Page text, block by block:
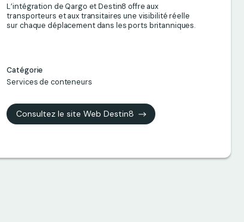
L’intégration de Qargo et Destin8 offre aux
transporteurs et aux transitaires une visibilité réelle
sur chaque déplacement dans les ports britanniques.
Catégorie
Services de conteneurs
Consultez le site Web Destin8